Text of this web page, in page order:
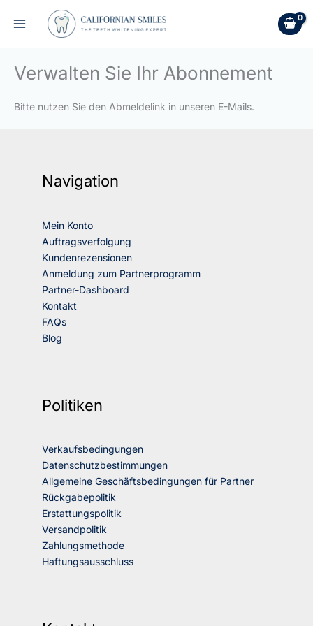
Inhalt
Verwalten Sie Ihr Abonnement
Bitte nutzen Sie den Abmeldelink in unseren E-Mails.
Navigation
Mein Konto
Auftragsverfolgung
Kundenrezensionen
Anmeldung zum Partnerprogramm
Partner-Dashboard
Kontakt
FAQs
Blog
Politiken
Verkaufsbedingungen
Datenschutzbestimmungen
Allgemeine Geschäftsbedingungen für Partner
Rückgabepolitik
Erstattungspolitik
Versandpolitik
Zahlungsmethode
Haftungsausschluss